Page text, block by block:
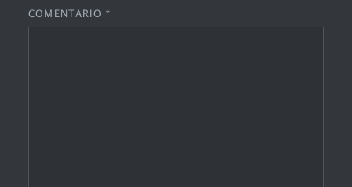
COMENTARIO *